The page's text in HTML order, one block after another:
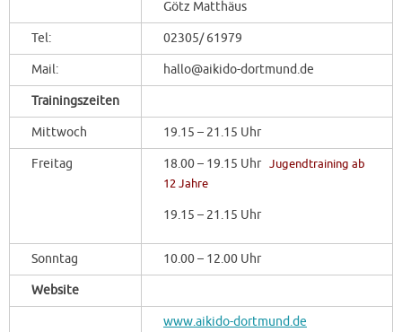
Götz Matthäus
Tel: 02305/ 61979
Mail: hallo@aikido-dortmund.de
Trainingszeiten
Mittwoch 19.15 – 21.15 Uhr
Freitag 18.00 – 19.15 Uhr Jugendtraining ab
12 Jahre
19.15 – 21.15 Uhr
Sonntag 10.00 – 12.00 Uhr
Website
www.aikido-dortmund.de